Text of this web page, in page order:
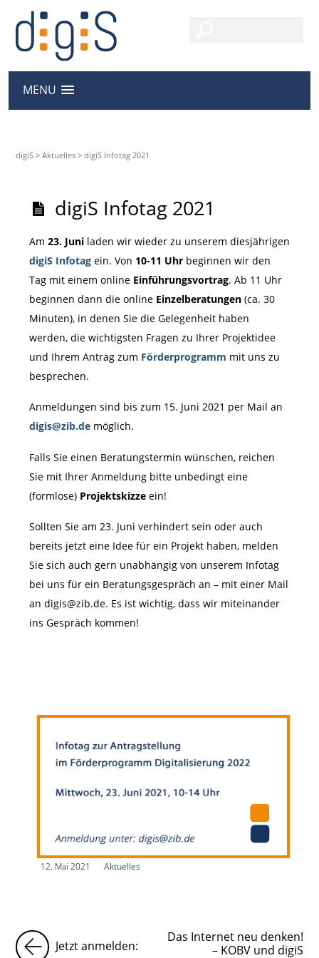
MENU
digiS >Aktuelles >digiS Infotag 2021
digiS Infotag 2021
Am 23. Juniladen wir wieder zu unserem diesjährigen
digiS Infotagein. Von 10-11 Uhrbeginnen wir den
Tag mit einem online Einführungsvortrag. Ab 11 Uhr
beginnen dann die online Einzelberatungen(ca. 30
Minuten), in denen Sie die Gelegenheit haben
werden, die wichtigsten Fragen zu Ihrer Projektidee
und Ihrem Antrag zum Förderprogramm mit uns zu
besprechen.
Anmeldungen sind bis zum 15. Juni 2021 per Mail an
digis@zib.demöglich.
Falls Sie einen Beratungstermin wünschen, reichen
Sie mit Ihrer Anmeldung bitte unbedingt eine
(formlose) Projektskizzeein!
Sollten Sie am 23. Juni verhindert sein oder auch
bereits jetzt eine Idee für ein Projekt haben, melden
Sie sich auch gern unabhängig von unserem Infotag
bei uns für ein Beratungsgespräch an – mit einer Mail
an digis@zib.de. Es ist wichtig, dass wir miteinander
ins Gespräch kommen!
12. Mai 2021 Aktuelles
Jetzt anmelden:
Das Internet neu denken!
– KOBV und digiS